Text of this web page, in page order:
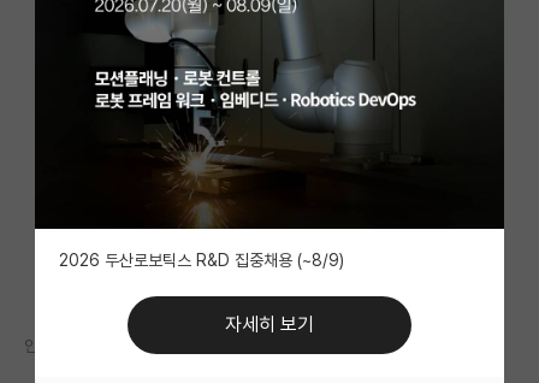
커뮤니티 홈
전체글보기
베스트 게시판
IF 명예의전당
자유 게시판(아무개랩)
미국 유학 게시판
미국 대학원 합격 후기 게시판
안녕하십니까? S에서 석사 과정을 하고 있는 학생입니다.
2026 두산로보틱스 R&D 집중채용 (~8/9)
자세히 보기